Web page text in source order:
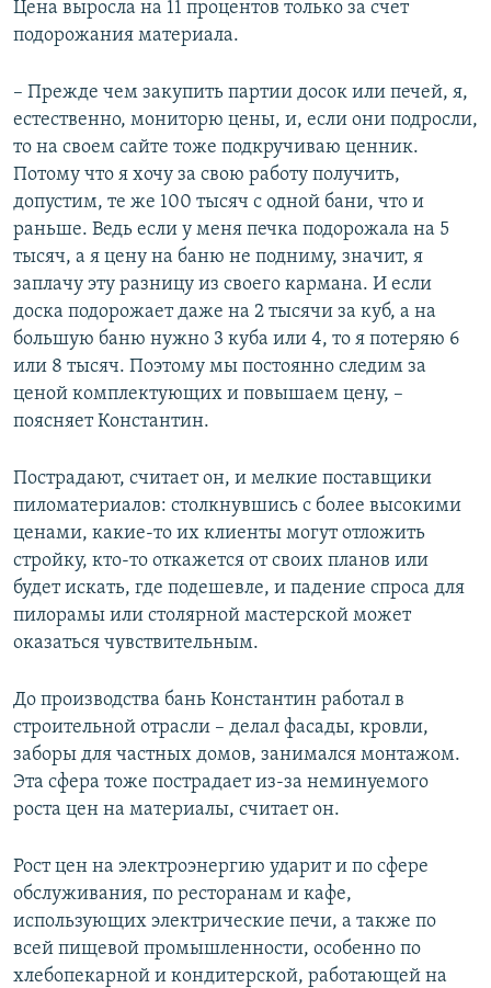
Цена выросла на 11 процентов только за счет
подорожания материала.
– Прежде чем закупить партии досок или печей, я,
естественно, мониторю цены, и, если они подросли,
то на своем сайте тоже подкручиваю ценник.
Потому что я хочу за свою работу получить,
допустим, те же 100 тысяч с одной бани, что и
раньше. Ведь если у меня печка подорожала на 5
тысяч, а я цену на баню не подниму, значит, я
заплачу эту разницу из своего кармана. И если
доска подорожает даже на 2 тысячи за куб, а на
большую баню нужно 3 куба или 4, то я потеряю 6
или 8 тысяч. Поэтому мы постоянно следим за
ценой комплектующих и повышаем цену, –
поясняет Константин.
Пострадают, считает он, и мелкие поставщики
пиломатериалов: столкнувшись с более высокими
ценами, какие-то их клиенты могут отложить
стройку, кто-то откажется от своих планов или
будет искать, где подешевле, и падение спроса для
пилорамы или столярной мастерской может
оказаться чувствительным.
До производства бань Константин работал в
строительной отрасли – делал фасады, кровли,
заборы для частных домов, занимался монтажом.
Эта сфера тоже пострадает из-за неминуемого
роста цен на материалы, считает он.
Рост цен на электроэнергию ударит и по сфере
обслуживания, по ресторанам и кафе,
использующих электрические печи, а также по
всей пищевой промышленности, особенно по
хлебопекарной и кондитерской, работающей на